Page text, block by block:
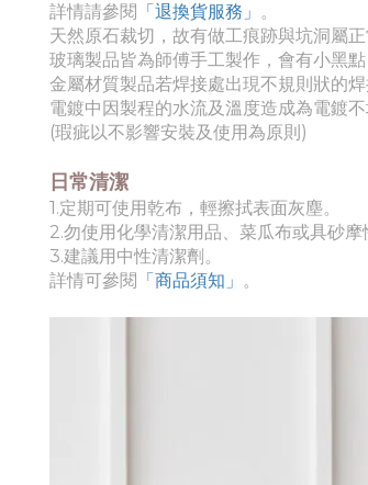
詳情請參閱 「退換貨服務」 。
天然原石裁切，故有做工痕跡與坑洞屬正
玻璃製品皆為師傅手工製作，會有小黑
金屬材質製品若焊接處出現不規則狀的
電鍍中因製程的水流及溫度造成為電鍍不
(瑕疵以不影響安裝及使用為原則)
日常清潔
1.定期可使用乾布，輕擦拭表面灰塵。
2.勿使用化學清潔用品、菜瓜布或具砂
3.建議用中性清潔劑。
詳情可參閱 「商品須知 」 。